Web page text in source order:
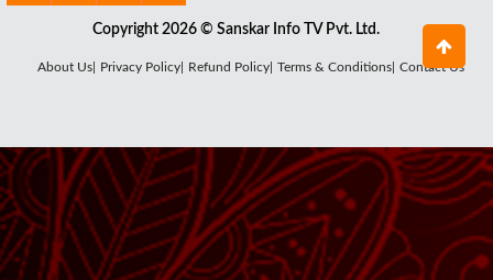
Copyright 2026 © Sanskar Info TV Pvt. Ltd.
About Us| Privacy Policy| Refund Policy| Terms & Conditions| Contact Us